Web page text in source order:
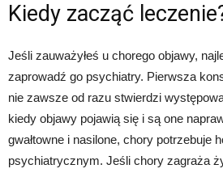
Kiedy zacząć
Jeśli zauważyłeś u chorego objawy,
zaprowadź go psychiatry. Pierwsza
nie zawsze od razu stwierdzi
kiedy objawy pojawią się i są one
gwałtowne i nasilone, chory potrzebuje
psychiatrycznym. Jeśli chory zagraża